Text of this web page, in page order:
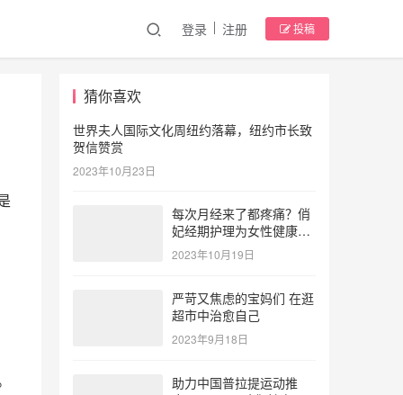
登录 注册 投稿
猜你喜欢
世界夫人国际文化周纽约落幕，纽约市长致
贺信赞赏
2023年10月23日
每次月经来了都疼痛？俏
妃经期护理为女性健康护
航
2023年10月19日
严苛又焦虑的宝妈们 在逛
超市中治愈自己
2023年9月18日
助力中国普拉提运动推